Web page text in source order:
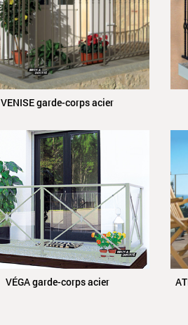
VENISE garde-corps acier
VÉGA garde-corps acier